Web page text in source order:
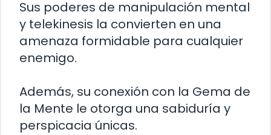
Sus poderes de manipulación mental
y telekinesis la convierten en una
amenaza formidable para cualquier
enemigo.
Además, su conexión con la Gema de
la Mente le otorga una sabiduría y
perspicacia únicas.